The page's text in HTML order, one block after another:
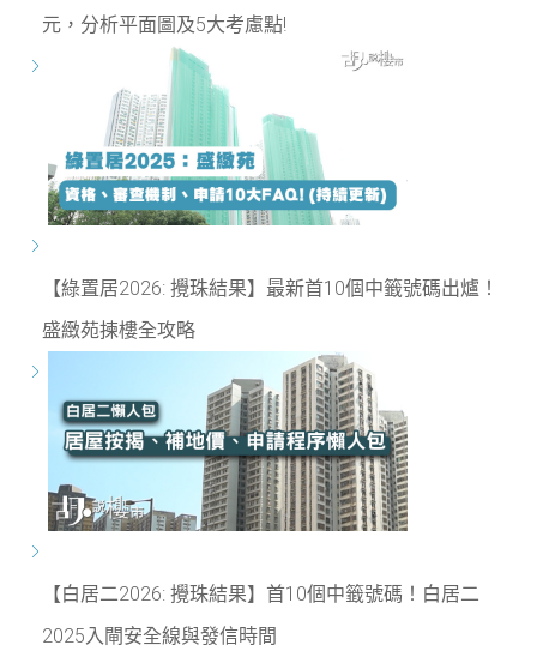
元，分析平面圖及5大考慮點!
【綠置居2026: 攪珠結果】最新首10個中籤號碼出爐！
盛緻苑揀樓全攻略
【白居二2026: 攪珠結果】首10個中籤號碼！白居二
2025入閘安全線與發信時間